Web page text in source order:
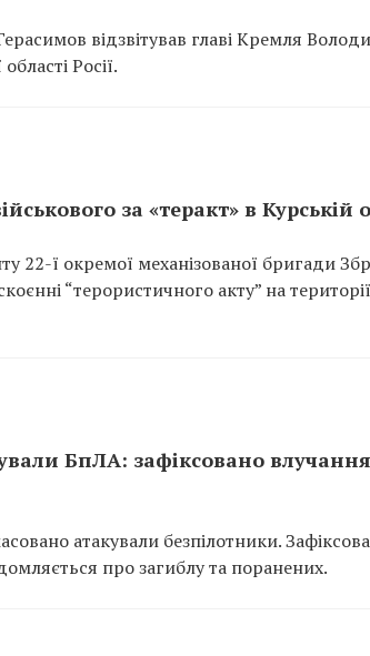
відзвітував главі Кремля
Росії.
за «теракт» в Курській
22-ї окремої механізованої бригади
“терористичного акту” на
БпЛА: зафіксовано
атакували безпілотники.
про загиблу та поранених.